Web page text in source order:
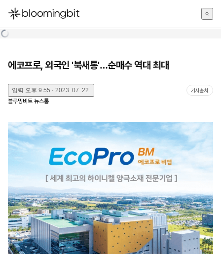
한국어
에코프로, 외국인 '북새통'…순매수 역대 최대
입력 오후 9:55 · 2023. 07. 22. 기사출처
블루밍비트 뉴스룸